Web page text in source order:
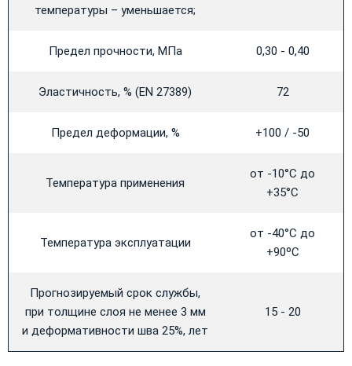
температуры – уменьшается;
Предел прочности, MПa 0,30 - 0,40
Эластичность, % (EN 27389) 72
Предел деформации, % +100 / -50
Температура применения
от -10°С до
+35°С
Температура эксплуатации
от -40°С до
+90ºС
Прогнозируемый срок службы,
при толщине слоя не менее 3 мм
и деформативности шва 25%, лет
15 - 20